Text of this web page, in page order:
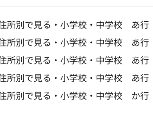
所別で見る・小学校・中学校 あ行
所別で見る・小学校・中学校 あ行
所別で見る・小学校・中学校 あ行
所別で見る・小学校・中学校 あ行
所別で見る・小学校・中学校 か行